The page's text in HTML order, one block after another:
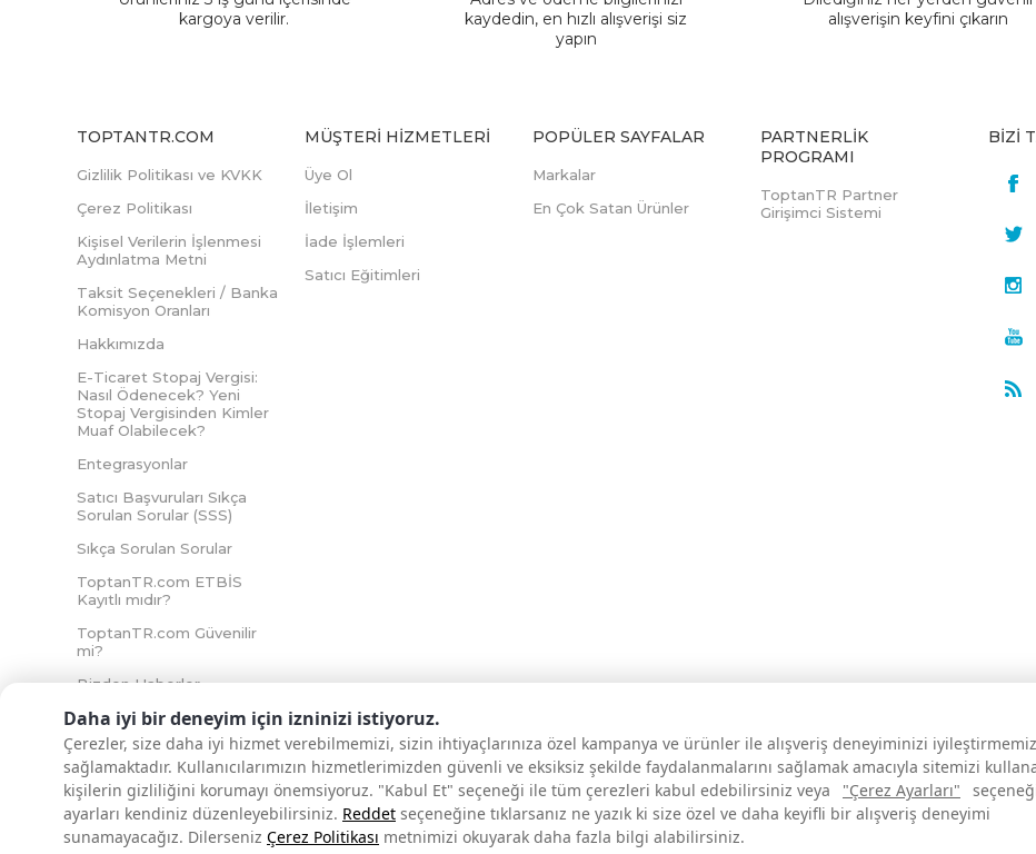
Daha iyi bir deneyim için izninizi istiyoruz.
Çerezler, size daha iyi hizmet verebilmemizi, sizin ihtiyaçlarınıza özel kampanya ve ürünler ile alışveriş deneyiminizi
sağlamaktadır. Kullanıcılarımızın hizmetlerimizden güvenli ve eksiksiz şekilde faydalanmalarını sağlamak amacıyla sitemizi
kişilerin gizliliğini korumayı önemsiyoruz. "Kabul Et" seçeneği ile tüm çerezleri kabul edebilirsiniz veya
"Çerez Ayarları"
ayarları kendiniz düzenleyebilirsiniz. Reddet seçeneğine tıklarsanız ne yazık ki size özel ve daha keyifli bir alışveriş deneyimi
sunamayacağız. Dilerseniz Çerez Politikası metnimizi okuyarak daha fazla bilgi alabilirsiniz.
kargoya verilir.
kaydedin, en hızlı alışverişi siz
yapın
alışverişin keyfini çıkarın
TOPTANTR.COM
Gizlilik Politikası ve KVKK
Çerez Politikası
Kişisel Verilerin İşlenmesi
Aydınlatma Metni
Taksit Seçenekleri / Banka
Komisyon Oranları
Hakkımızda
E-Ticaret Stopaj Vergisi:
Nasıl Ödenecek? Yeni
Stopaj Vergisinden Kimler
Muaf Olabilecek?
Entegrasyonlar
Satıcı Başvuruları Sıkça
Sorulan Sorular (SSS)
Sıkça Sorulan Sorular
ToptanTR.com ETBİS
Kayıtlı mıdır?
ToptanTR.com Güvenilir
mi?
Bizden Haberler
MÜŞTERI HIZMETLERI
Üye Ol
İletişim
İade İşlemleri
Satıcı Eğitimleri
POPÜLER SAYFALAR
Markalar
En Çok Satan Ürünler
PARTNERLIK
PROGRAMI
ToptanTR Partner
Girişimci Sistemi
BİZİ
İNTERNETTE GÜVENLİ ALIŞVERİŞ